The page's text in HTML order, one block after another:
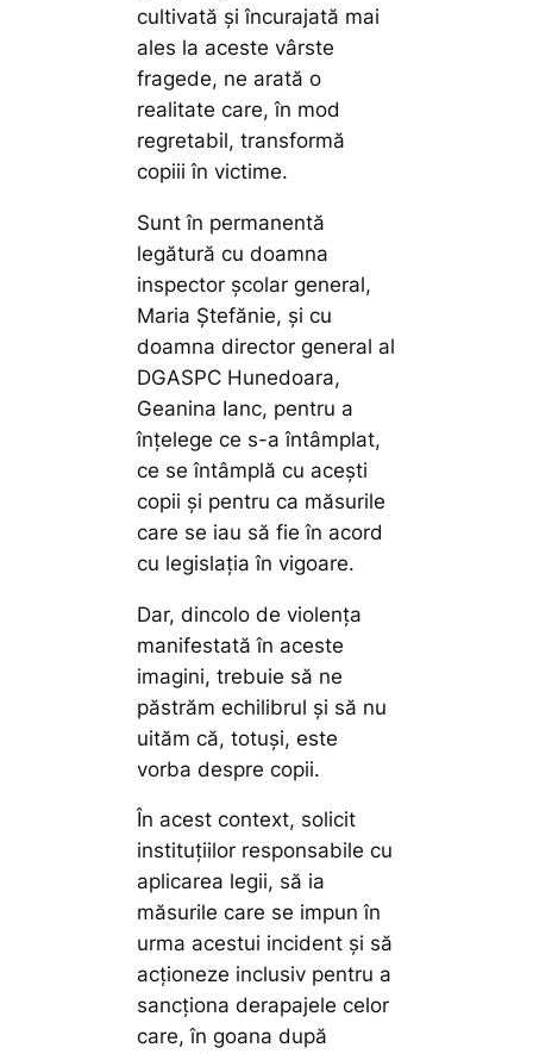
cultivată și încurajată mai
ales la aceste vârste
fragede, ne arată o
realitate care, în mod
regretabil, transformă
copiii în victime.
Sunt în permanentă
legătură cu doamna
inspector școlar general,
Maria Ștefănie, și cu
doamna director general al
DGASPC Hunedoara,
Geanina Ianc, pentru a
înțelege ce s-a întâmplat,
ce se întâmplă cu acești
copii și pentru ca măsurile
care se iau să fie în acord
cu legislația în vigoare.
Dar, dincolo de violența
manifestată în aceste
imagini, trebuie să ne
păstrăm echilibrul și să nu
uităm că, totuși, este
vorba despre copii.
În acest context, solicit
instituțiilor responsabile cu
aplicarea legii, să ia
măsurile care se impun în
urma acestui incident și să
acționeze inclusiv pentru a
sancționa derapajele celor
care, în goana după